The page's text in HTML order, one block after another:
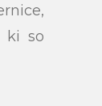
ki so